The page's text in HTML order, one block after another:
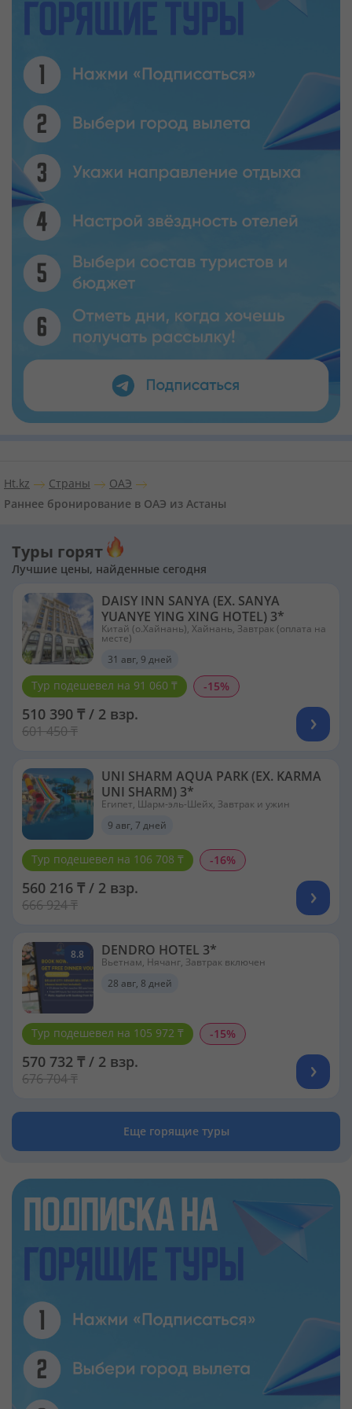
Ht.kz Страны
ОАЭ
Раннее бронирование в ОАЭ из Астаны
Туры горят
Лучшие цены, найденные сегодня
DAISY INN SANYA (EX. SANYA
YUANYE YING XING HOTEL) 3*
Китай (о.Хайнань), Хайнань, Завтрак (оплата на
месте)
31 авг, 9 дней
Тур подешевел на 91 060 ₸ -15%
510 390 ₸ / 2 взр.
601 450 ₸
UNI SHARM AQUA PARK (EX. KARMA
UNI SHARM) 3*
Египет, Шарм-эль-Шейх, Завтрак и ужин
9 авг, 7 дней
Тур подешевел на 106 708 ₸ -16%
560 216 ₸ / 2 взр.
666 924 ₸
8.8 DENDRO HOTEL 3*
Вьетнам, Нячанг, Завтрак включен
28 авг, 8 дней
Тур подешевел на 105 972 ₸ -15%
570 732 ₸ / 2 взр.
676 704 ₸
Еще горящие туры